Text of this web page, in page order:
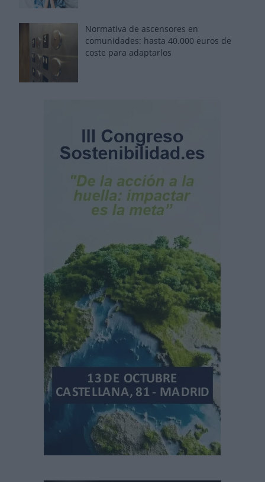
Normativa de ascensores en
comunidades: hasta 40.000 euros de
coste para adaptarlos